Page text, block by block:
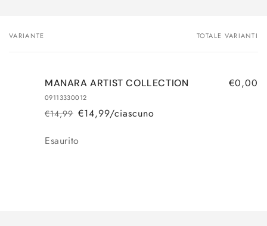
Il
VARIANTE TOTALE VARIANTI
MANARA ARTIST COLLECTION
09113330012
Prezzo
listino
€14,99
Prezzo €14,99/ciascuno
€0,00
Quantità
Esaurito